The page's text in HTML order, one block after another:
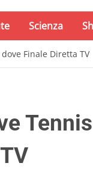
Scienza
Finale Diretta TV